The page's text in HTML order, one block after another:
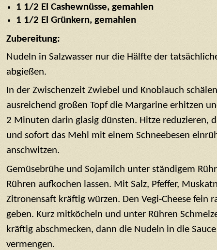
1 1/2 El Cashewnüsse,gemahlen
1 1/2 El Grünkern, gemahlen
Zubereitung:
Nudeln in Salzwasser nur die Hälfte der
abgießen.
In der Zwischenzeit Zwiebel und Knoblauch
ausreichend großen Topf die Margarine erhitzen
2 Minuten darin glasig dünsten. Hitze reduzieren,
und sofort das Mehl mit einem Schneebesen
anschwitzen.
Gemüsebrühe und Sojamilch unter ständigem
Rühren aufkochen lassen. Mit Salz, Pfeffer,
Zitronensaft kräftig würzen. Den Vegi-Cheese fein
geben. Kurz mitköcheln und unter Rühren
kräftig abschmecken, dann die Nudeln in die
vermengen.